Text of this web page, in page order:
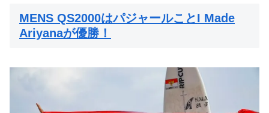
MENS QS2000はパジャールことI Made
Ariyanaが優勝！